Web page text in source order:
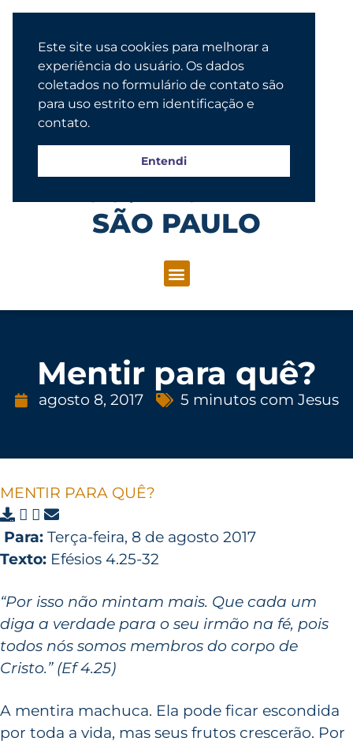
SÃO PAULO
Mentir para quê?
agosto 8, 2017 5 minutos com Jesus
MENTIR PARA QUÊ?
Para: Terça-feira, 8 de agosto 2017
Texto: Efésios 4.25-32
“Por isso não mintam mais. Que cada um
diga a verdade para o seu irmão na fé, pois
todos nós somos membros do corpo de
Cristo.” (Ef 4.25)
A mentira machuca. Ela pode ficar escondida
por toda a vida, mas seus frutos crescerão. Por
Este site usa cookies para melhorar a
experiência do usuário. Os dados
coletados no formulário de contato são
para uso estrito em identificação e
contato.
Entendi